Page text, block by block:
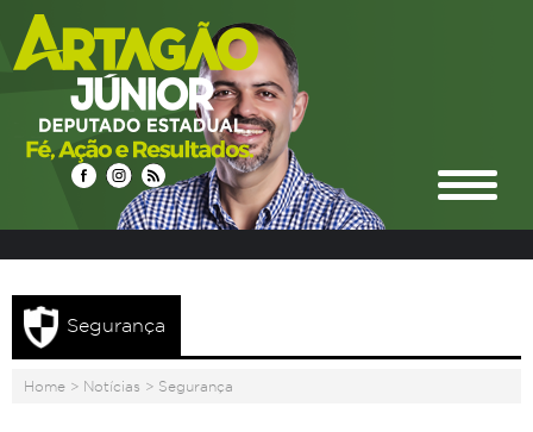
Segurança
Home > Notícias > Segurança